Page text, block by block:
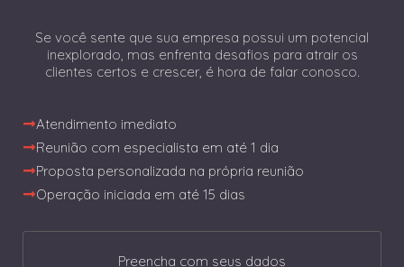
Se você sente que sua empresa possui um potencial
inexplorado, mas enfrenta desafios para atrair os
clientes certos e crescer, é hora de falar conosco.
Atendimento imediato
Reunião com especialista em até 1 dia
Proposta personalizada na própria reunião
Operação iniciada em até 15 dias
Preencha com seus dados